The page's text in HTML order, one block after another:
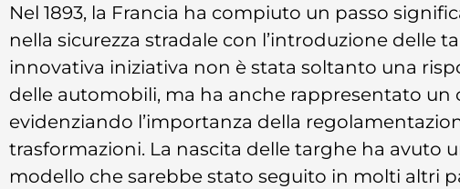
Nel 1893, la Francia ha compiuto un passo
nella sicurezza stradale con l’introduzione delle
innovativa iniziativa non è stata soltanto una
delle automobili, ma ha anche rappresentato un
evidenziando l’importanza della
trasformazioni. La nascita delle targhe ha avuto
modello che sarebbe stato seguito in molti altri